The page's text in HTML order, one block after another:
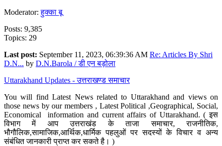
Moderator:हुक्का बू
Posts: 9,385
Topics: 29
Last post: September 11, 2023, 06:39:36 AM Re: Articles By Shri
D.N... by D.N.Barola / डी एन बड़ोला
Uttarakhand Updates - उत्तराखण्ड समाचार
You will find Latest News related to Uttarakhand and views on
those news by our members , Latest Political ,Geographical, Social,
Economical information and current affairs of Uttarakhand. ( इस
विभाग में आप उत्तराखंड के ताजा समाचार, राजनीतिक,
भौगौलिक,सामाजिक,आर्थिक,धार्मिक पहलुओं पर सदस्यों के विचार व अन्य
संबंधित जानकारी प्राप्त कर सकते है। )